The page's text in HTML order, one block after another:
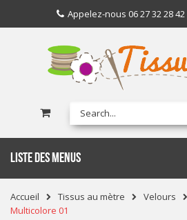
Appelez-nous 06 27 32 28 42
LISTE DES MENUS
Accueil Tissus au mètre Velours
Multicolore 01